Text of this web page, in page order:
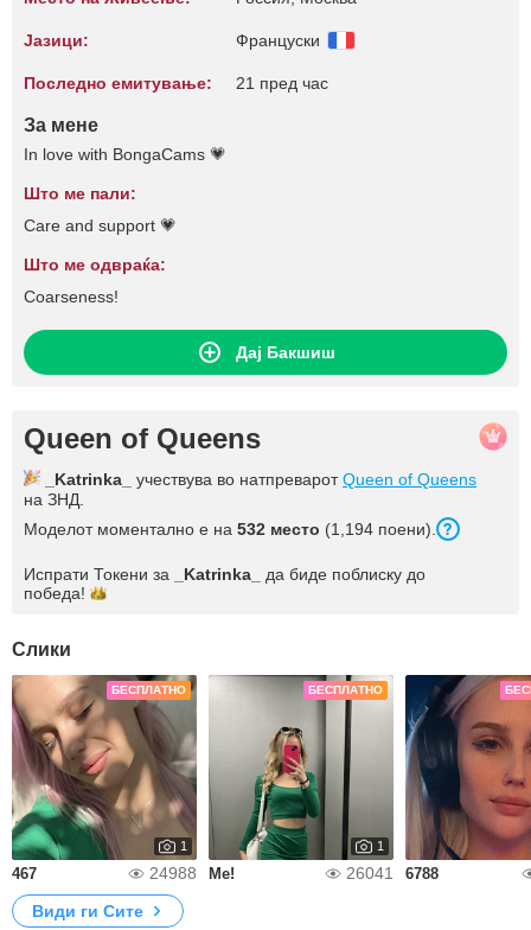
Јазици: Француски
Последно емитување: 21 пред час
За мене
In love with BongaCams 💗
Што ме пали:
Care and support 💗
Што ме одвраќа:
Coarseness!
Дај Бакшиш
Queen of Queens
_Katrinka_ учествува во натпреваротQueen of Queens
на ЗНД.
Моделот моментално е на 532 место (1,194 поени).
Испрати Токени за _Katrinka_
да биде поблиску до
победа!
Слики
БЕСПЛАТНО
1
467 24988
БЕСПЛАТНО
1
Me! 26041 6788
Види ги Сите